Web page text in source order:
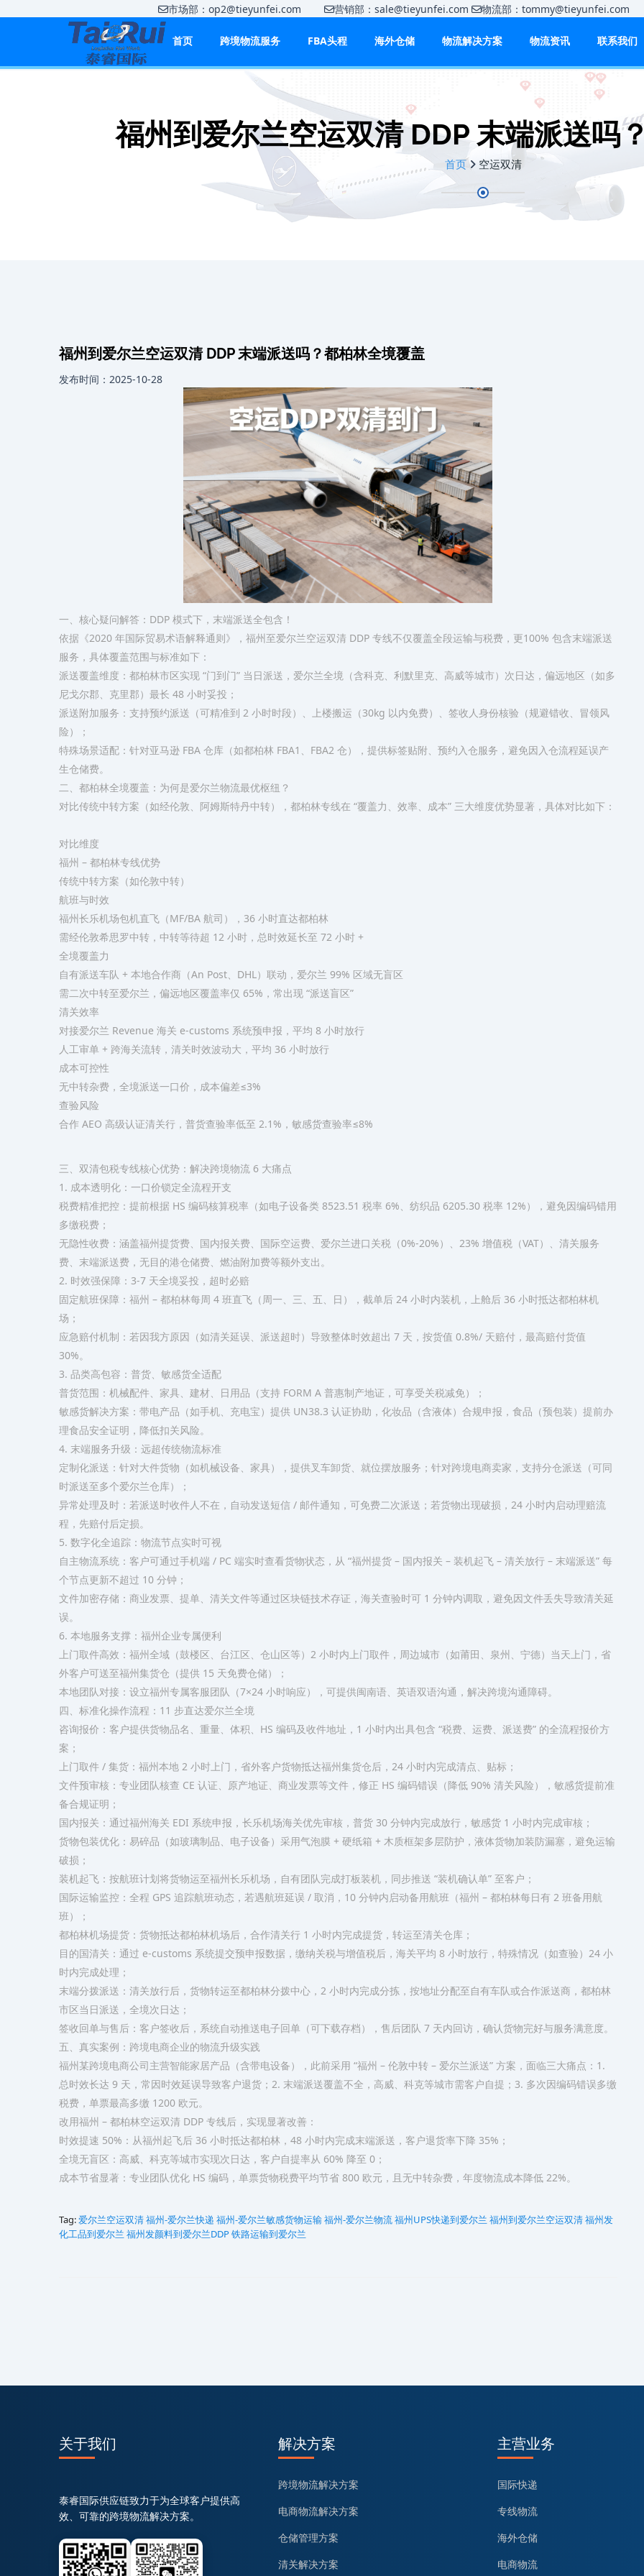
市场部：op2@tieyunfei.com 营销部：sale@tieyunfei.com 物流部：
首页 跨境物流服务 FBA头程 海外仓储 物流解决方案 物流资讯 联系我们
福州到爱尔兰空运双清 DDP 末端派送吗
首页 空运双清
福州到爱尔兰空运双清 DDP 末端派送吗？都柏林全境覆盖
发布时间：2025-10-28
一、核心疑问解答：DDP 模式下，末端派送全包含！​
依据《2020 年国际贸易术语解释通则》，福州至爱尔兰空运双清 DDP 专线不仅覆盖全段运输与税费，更100% 包含末端派送
服务，具体覆盖范围与标准如下：​
派送覆盖维度：都柏林市区实现 “门到门” 当日派送，爱尔兰全境（含科克、利默里克、高威等城市）次日达，偏远地区（如多
尼戈尔郡、克里郡）最长 48 小时妥投；​
派送附加服务：支持预约派送（可精准到 2 小时时段）、上楼搬运（30kg 以内免费）、签收人身份核验（规避错收、冒领风
险）；​
特殊场景适配：针对亚马逊 FBA 仓库（如都柏林 FBA1、FBA2 仓），提供标签贴附、预约入仓服务，避免因入仓流程延误产
生仓储费。​
二、都柏林全境覆盖：为何是爱尔兰物流最优枢纽？​
对比传统中转方案（如经伦敦、阿姆斯特丹中转），都柏林专线在 “覆盖力、效率、成本” 三大维度优势显著，具体对比如下：​
对比维度​
福州 – 都柏林专线优势​
传统中转方案（如伦敦中转）​
航班与时效​
福州长乐机场包机直飞（MF/BA 航司），36 小时直达都柏林​
需经伦敦希思罗中转，中转等待超 12 小时，总时效延长至 72 小时 +​
全境覆盖力​
自有派送车队 + 本地合作商（An Post、DHL）联动，爱尔兰 99% 区域无盲区​
需二次中转至爱尔兰，偏远地区覆盖率仅 65%，常出现 “派送盲区”​
清关效率​
对接爱尔兰 Revenue 海关 e-customs 系统预申报，平均 8 小时放行​
人工审单 + 跨海关流转，清关时效波动大，平均 36 小时放行​
成本可控性​
无中转杂费，全境派送一口价，成本偏差≤3%​
查验风险​
合作 AEO 高级认证清关行，普货查验率低至 2.1%，敏感货查验率≤8%​
三、双清包税专线核心优势：解决跨境物流 6 大痛点​
1. 成本透明化：一口价锁定全流程开支​
税费精准把控：提前根据 HS 编码核算税率（如电子设备类 8523.51 税率 6%、纺织品 6205.30 税率 12%），避免因编码错用
多缴税费；​
无隐性收费：涵盖福州提货费、国内报关费、国际空运费、爱尔兰进口关税（0%-20%）、23% 增值税（VAT）、清关服务
费、末端派送费，无目的港仓储费、燃油附加费等额外支出。​
2. 时效强保障：3-7 天全境妥投，超时必赔​
固定航班保障：福州 – 都柏林每周 4 班直飞（周一、三、五、日），截单后 24 小时内装机，上舱后 36 小时抵达都柏林机
场；​
应急赔付机制：若因我方原因（如清关延误、派送超时）导致整体时效超出 7 天，按货值 0.8%/ 天赔付，最高赔付货值
30%。​
3. 品类高包容：普货、敏感货全适配​
普货范围：机械配件、家具、建材、日用品（支持 FORM A 普惠制产地证，可享受关税减免）；​
敏感货解决方案：带电产品（如手机、充电宝）提供 UN38.3 认证协助，化妆品（含液体）合规申报，食品（预包装）提前办
理食品安全证明，降低扣关风险。​
4. 末端服务升级：远超传统物流标准​
定制化派送：针对大件货物（如机械设备、家具），提供叉车卸货、就位摆放服务；针对跨境电商卖家，支持分仓派送（可同
时派送至多个爱尔兰仓库）；​
异常处理及时：若派送时收件人不在，自动发送短信 / 邮件通知，可免费二次派送；若货物出现破损，24 小时内启动理赔流
程，先赔付后定损。​
5. 数字化全追踪：物流节点实时可视​
自主物流系统：客户可通过手机端 / PC 端实时查看货物状态，从 “福州提货 – 国内报关 – 装机起飞 – 清关放行 – 末端派送” 每
个节点更新不超过 10 分钟；​
文件加密存储：商业发票、提单、清关文件等通过区块链技术存证，海关查验时可 1 分钟内调取，避免因文件丢失导致清关延
误。​
6. 本地服务支撑：福州企业专属便利​
上门取件高效：福州全域（鼓楼区、台江区、仓山区等）2 小时内上门取件，周边城市（如莆田、泉州、宁德）当天上门，省
外客户可送至福州集货仓（提供 15 天免费仓储）；​
本地团队对接：设立福州专属客服团队（7×24 小时响应），可提供闽南语、英语双语沟通，解决跨境沟通障碍。​
四、标准化操作流程：11 步直达爱尔兰全境​
咨询报价：客户提供货物品名、重量、体积、HS 编码及收件地址，1 小时内出具包含 “税费、运费、派送费” 的全流程报价方
案；​
上门取件 / 集货：福州本地 2 小时上门，省外客户货物抵达福州集货仓后，24 小时内完成清点、贴标；​
文件预审核：专业团队核查 CE 认证、原产地证、商业发票等文件，修正 HS 编码错误（降低 90% 清关风险），敏感货提前准
备合规证明；​
国内报关：通过福州海关 EDI 系统申报，长乐机场海关优先审核，普货 30 分钟内完成放行，敏感货 1 小时内完成审核；​
货物包装优化：易碎品（如玻璃制品、电子设备）采用气泡膜 + 硬纸箱 + 木质框架多层防护，液体货物加装防漏塞，避免运输
破损；​
装机起飞：按航班计划将货物运至福州长乐机场，自有团队完成打板装机，同步推送 “装机确认单” 至客户；​
国际运输监控：全程 GPS 追踪航班动态，若遇航班延误 / 取消，10 分钟内启动备用航班（福州 – 都柏林每日有 2 班备用航
班）；​
都柏林机场提货：货物抵达都柏林机场后，合作清关行 1 小时内完成提货，转运至清关仓库；​
目的国清关：通过 e-customs 系统提交预申报数据，缴纳关税与增值税后，海关平均 8 小时放行，特殊情况（如查验）24 小
时内完成处理；​
末端分拨派送：清关放行后，货物转运至都柏林分拨中心，2 小时内完成分拣，按地址分配至自有车队或合作派送商，都柏林
市区当日派送，全境次日达；​
签收回单与售后：客户签收后，系统自动推送电子回单（可下载存档），售后团队 7 天内回访，确认货物完好与服务满意度。​
五、真实案例：跨境电商企业的物流升级实践​
福州某跨境电商公司主营智能家居产品（含带电设备），此前采用 “福州 – 伦敦中转 – 爱尔兰派送” 方案，面临三大痛点：1.
总时效长达 9 天，常因时效延误导致客户退货；2. 末端派送覆盖不全，高威、科克等城市需客户自提；3. 多次因编码错误多缴
税费，单票最高多缴 1200 欧元。​
改用福州 – 都柏林空运双清 DDP 专线后，实现显著改善：​
时效提速 50%：从福州起飞后 36 小时抵达都柏林，48 小时内完成末端派送，客户退货率下降 35%；​
全境无盲区：高威、科克等城市实现次日达，客户自提率从 60% 降至 0；​
成本节省显著：专业团队优化 HS 编码，单票货物税费平均节省 800 欧元，且无中转杂费，年度物流成本降低 22%。
Tag:爱尔兰空运双清福州-爱尔兰快递 福州-爱尔兰敏感货物运输福州-爱尔兰物流福州UPS快递到爱尔兰 福州到爱尔兰空运双清‌福州发
化工品到爱尔兰 福州发颜料到爱尔兰DDP铁路运输到爱尔兰
关于我们
泰睿国际供应链致力于为全球客户提供高
效、可靠的跨境物流解决方案。
解决方案
跨境物流解决方案
电商物流解决方案
仓储管理方案
清关解决方案
主营业务
国际快递
专线物流
海外仓储
电商物流